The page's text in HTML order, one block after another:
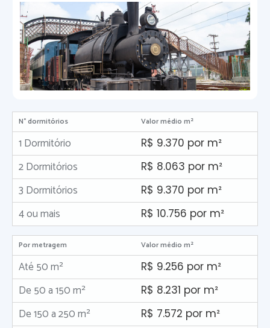
N° dormitórios Valor médio m²
1 Dormitório R$ 9.370 por m²
2 Dormitórios R$ 8.063 por m²
3 Dormitórios R$ 9.370 por m²
4 ou mais R$ 10.756 por m²
Por metragem Valor médio m²
Até 50 m² R$ 9.256 por m²
De 50 a 150 m² R$ 8.231 por m²
De 150 a 250 m² R$ 7.572 por m²